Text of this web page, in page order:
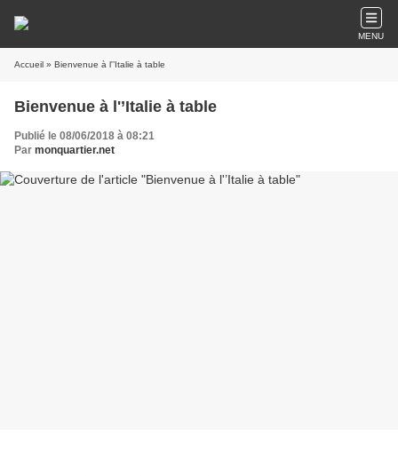
MENU
Accueil » Bienvenue à l'’Italie à table
Bienvenue à l'’Italie à table
Publié le 08/06/2018 à 08:21
Par monquartier.net